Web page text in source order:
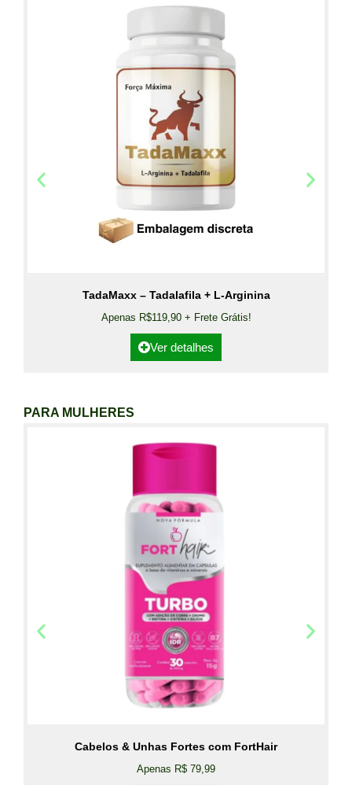
TadaMaxx – Tadalafila + L-Arginina
Apenas R$119,90 + Frete Grátis!
Ver detalhes
PARA MULHERES
Cabelos & Unhas Fortes com FortHair
Apenas R$ 79,99